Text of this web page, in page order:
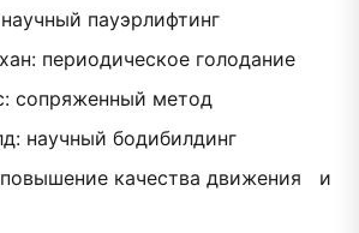
пауэрлифтинг
периодическое голодание
сопряженный метод
научный бодибилдинг
качества движения и